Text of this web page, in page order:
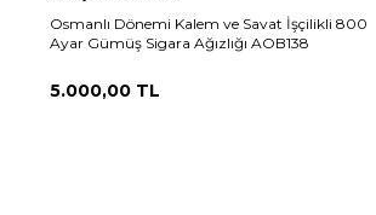
Osmanlı Dönemi Kalem ve Savat İşçilikli 800
Ayar Gümüş Sigara Ağızlığı AOB138
5.000,00 TL